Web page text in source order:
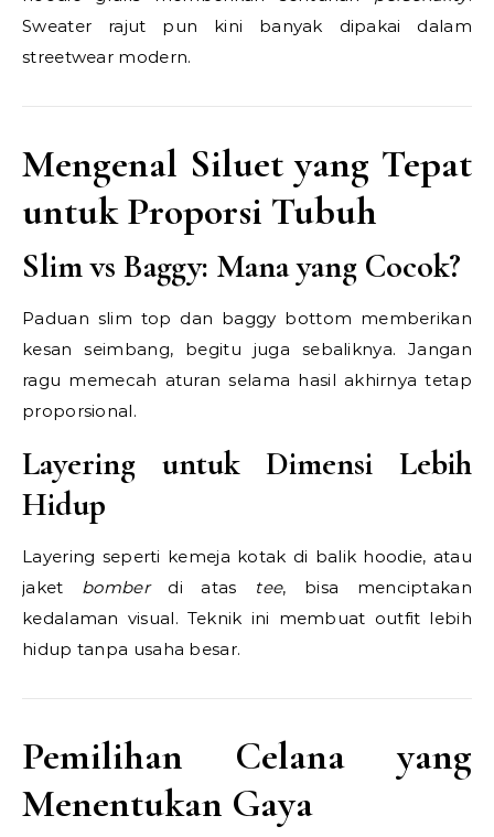
Sweater rajut pun kini banyak dipakai dalam
streetwear modern.
Mengenal Siluet yang Tepat
untuk Proporsi Tubuh
Slim vs Baggy: Mana yang Cocok?
Paduan slim top dan baggy bottom memberikan
kesan seimbang, begitu juga sebaliknya. Jangan
ragu memecah aturan selama hasil akhirnya tetap
proporsional.
Layering untuk Dimensi Lebih
Hidup
Layering seperti kemeja kotak di balik hoodie, atau
jaket bomberdi atas tee, bisa menciptakan
kedalaman visual. Teknik ini membuat outfit lebih
hidup tanpa usaha besar.
Pemilihan Celana yang
Menentukan Gaya